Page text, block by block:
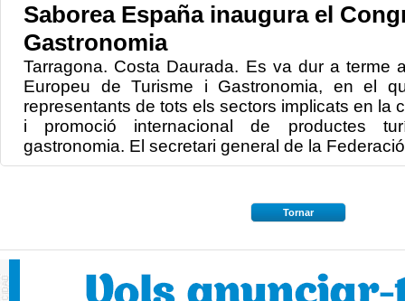
Saborea España inaugura el
Gastronomia
Tarragona. Costa Daurada. Es va dur a terme
Europeu de Turisme i Gastronomia, en el
representants de tots els sectors implicats en la
i promoció internacional de productes
gastronomia. El secretari general de la
Tornar